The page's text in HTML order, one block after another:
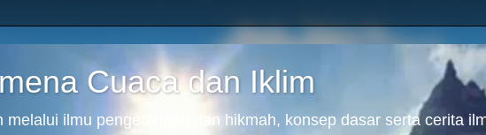
Cuaca dan Iklim
melalui ilmu pengetahuan dan hikmah, konsep dasar serta cerita